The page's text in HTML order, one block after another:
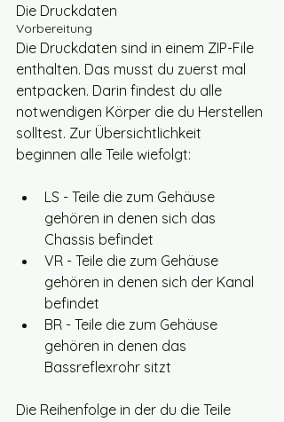
Die Druckdaten
Vorbereitung
Die Druckdaten sind in einem ZIP-File
enthalten. Das musst du zuerst mal
entpacken. Darin findest du alle
notwendigen Körper die du Herstellen
solltest. Zur Übersichtlichkeit
beginnen alle Teile wiefolgt:
LS - Teile die zum Gehäuse
gehören in denen sich das
Chassis befindet
VR - Teile die zum Gehäuse
gehören in denen sich der Kanal
befindet
BR - Teile die zum Gehäuse
gehören in denen das
Bassreflexrohr sitzt
Die Reihenfolge in der du die Teile